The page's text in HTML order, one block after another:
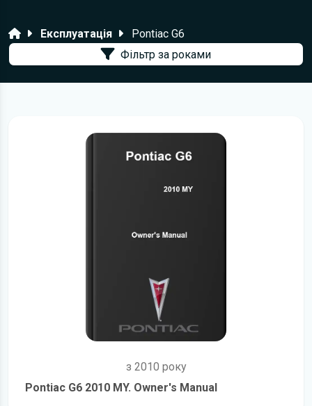
ГоловнаЕксплуатація
Pontiac G6
Фільтр за роками
з 2010 року
Pontiac G6 2010 MY. Owner's Manual